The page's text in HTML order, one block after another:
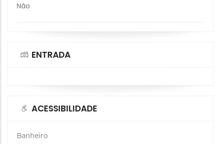
Não
ENTRADA
ACESSIBILIDADE
Banheiro